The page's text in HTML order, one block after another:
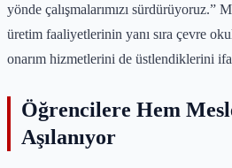
yönde çalışmalarımızı sürdürüyoruz.”
üretim faaliyetlerinin yanı sıra çevre
onarım hizmetlerini de üstlendiklerini
Öğrencilere Hem
Aşılanıyor